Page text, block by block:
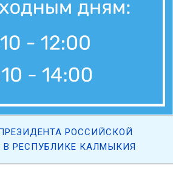
РОССИЙСКОЙ
РЕСПУБЛИКЕ КАЛМЫКИЯ